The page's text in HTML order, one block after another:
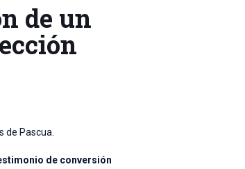
de un
de Pascua.
de conversión